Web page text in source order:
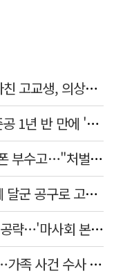
'장윤기 사건' 피해 여고생 돕다가 다친 고교생, 의상자 인정
"아파트 외벽 테라스가 통째로"…준공 1년 반 만에 '아찔 사고'
전북 경찰 간부 '女교사 몰카' 아들 폰 부수고…"처벌 못하는 사안" 내부망에 글
'외도 의심' 아내 화장실에 묶고 불에 달군 공구로 고문…남편 검거
김병삼 경북 영천시장, 이번엔 국회 공략…'마사회 본사 이전·광역교통망 확충' 요청
경찰, 9월 초부터 상피제 전격 실시…가족 사건 수사 못해